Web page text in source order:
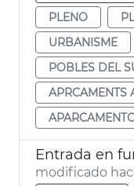
PLENO
URBANISME
POBLES DEL
APRCAMENTS
modificado